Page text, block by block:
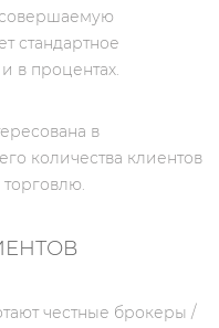
стандартное
в процентах.
в
количества клиентов
честные брокеры /